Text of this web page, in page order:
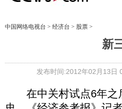
中国网络电视台 > 经济台 > 股票 >
新
发布时间:2012年02月13日
在中关村试点6年之后